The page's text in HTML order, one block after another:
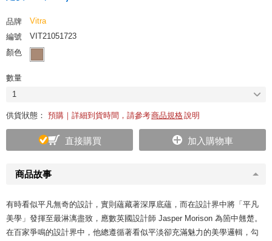
商品故事
有時看似平凡無奇的設計，實則蘊藏著深厚底蘊，而在設計界中將「平凡
美學」發揮至最淋漓盡致，應數英國設計師 Jasper Morison 為箇中翹楚。
在百家爭鳴的設計界中，他總遵循著看似平淡卻充滿魅力的美學邏輯，勾
品牌
Vitra
編號
VIT21051723
顏色
數量
1
供貨狀態： 預購｜詳細到貨時間，請參考商品規格說明
直接購買 加入購物車